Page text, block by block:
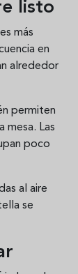
listo
más
en
alrededor
permiten
mesa. Las
poco
al aire
se